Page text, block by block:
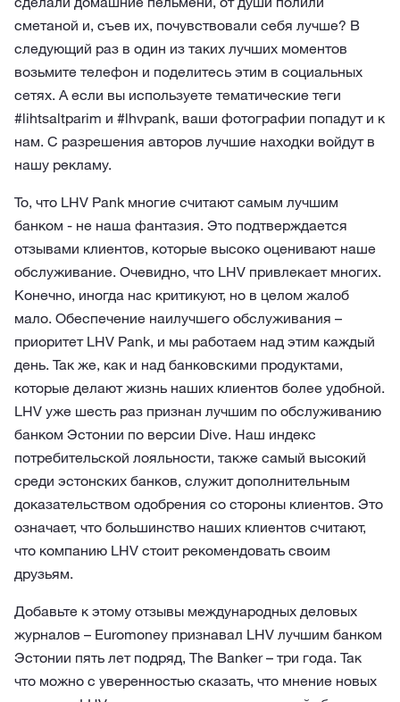
сметаной и, съев их, почувствовали себя лучше? В
следующий раз в один из таких лучших моментов
возьмите телефон и поделитесь этим в социальных
сетях. А если вы используете тематические теги
#lihtsaltparim и #lhvpank, ваши фотографии попадут и к
нам. С разрешения авторов лучшие находки войдут в
нашу рекламу.
То, что LHV Pank многие считают самым лучшим
банком - не наша фантазия. Это подтверждается
отзывами клиентов, которые высоко оценивают наше
обслуживание. Очевидно, что LHV привлекает многих.
Конечно, иногда нас критикуют, но в целом жалоб
мало. Обеспечение наилучшего обслуживания –
приоритет LHV Pank, и мы работаем над этим каждый
день. Так же, как и над банковскими продуктами,
которые делают жизнь наших клиентов более удобной.
LHV уже шесть раз признан лучшим по обслуживанию
банком Эстонии по версии Dive. Наш индекс
потребительской лояльности, также самый высокий
среди эстонских банков, служит дополнительным
доказательством одобрения со стороны клиентов. Это
означает, что большинство наших клиентов считают,
что компанию LHV стоит рекомендовать своим
друзьям.
Добавьте к этому отзывы международных деловых
журналов – Euromoney признавал LHV лучшим банком
Эстонии пять лет подряд, The Banker – три года. Так
что можно с уверенностью сказать, что мнение новых